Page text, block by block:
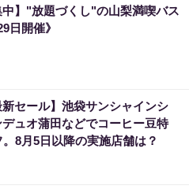
中】"放題づくし"の山梨満喫バス
日開催》
新セール】池袋サンシャインシ
ュオ蒲田などでコーヒー豆特
8月5日以降の実施店舗は？